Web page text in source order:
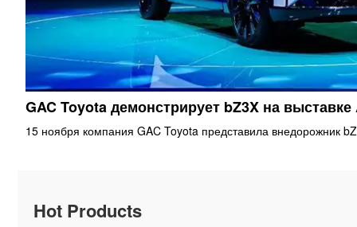
GAC Toyota демонстрирует bZ3X на
15 ноября компания GAC Toyota представила внедорожник
Hot Products